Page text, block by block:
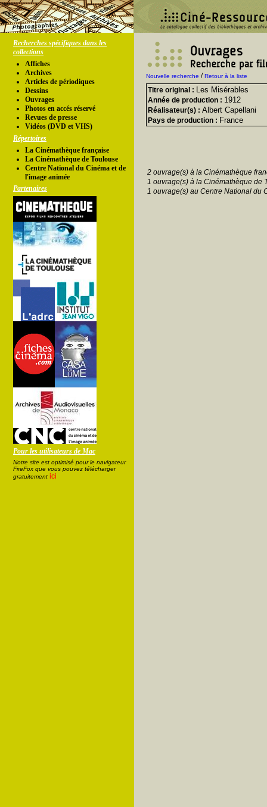
Recherches spécifiques dans les
collections
Affiches
Archives
Articles de périodiques
Dessins
Ouvrages
Photos en accés réservé
Revues de presse
Vidéos (DVD et VHS)
Répertoires
La Cinémathèque française
La Cinémathèque de Toulouse
Centre National du Cinéma et de
l'image animée
Partenaires
Pour les utilisateurs de Mac
Notre site est optimisé pour le navigateur
FireFox que vous pouvez télécharger
gratuitement ici
Nouvelle recherche /Retour à la liste
Titre original : Les Misérables
Année de production : 1912
Réalisateur(s) : Albert Capellani
Pays de production : France
2 ouvrage(s) à la Cinémathèque
1 ouvrage(s) à la Cinémathèque de
1 ouvrage(s) au Centre National du